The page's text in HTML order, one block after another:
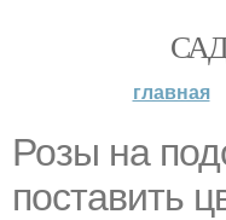
главная
Розы на
поставить